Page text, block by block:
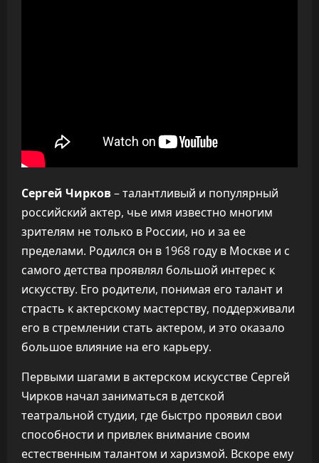
Сергей Чирков– талантливый и популярный
российский актер, чье имя известно многим
зрителям не только в России, но и за ее
пределами. Родился он в 1968 году в Москве и с
самого детства проявлял большой интерес к
искусству. Его родители, понимая его талант и
страсть к актерскому мастерству, поддерживали
его в стремлении стать актером, и это оказало
большое влияние на его карьеру.
Первыми шагами в актерском искусстве Сергей
Чирков начал заниматься в детской
театральной студии, где быстро проявил свои
способности и привлек внимание своим
естественным талантом и харизмой. Вскоре ему